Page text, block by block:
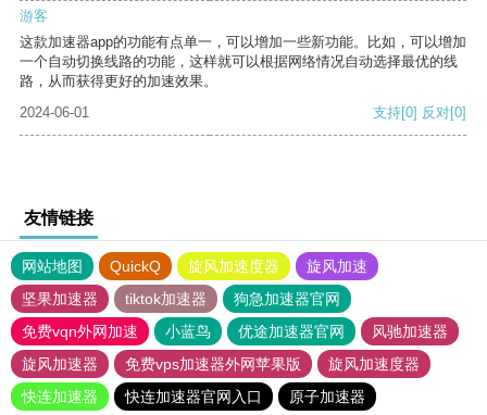
游客
这款加速器app的功能有点单一，可以增加一些新功能。比如，可以增加
一个自动切换线路的功能，这样就可以根据网络情况自动选择最优的线
路，从而获得更好的加速效果。
2024-06-01
支持[0] 反对[0]
友情链接
网站地图 QuickQ 旋风加速度器
旋风加速
坚果加速器
tiktok加速器
狗急加速器官网
免费vqn外网加速
小蓝鸟 优途加速器官网
风驰加速器
旋风加速器
免费vps加速器外网苹果版
旋风加速度器
快连加速器
快连加速器官网入口
原子加速器